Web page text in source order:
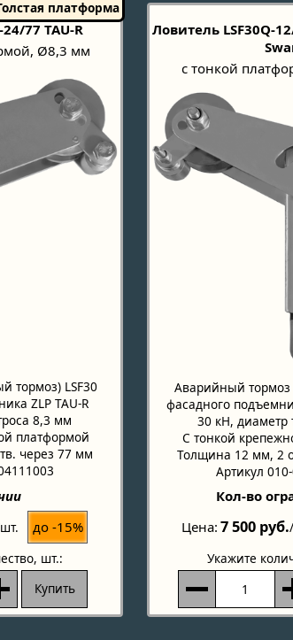
77 TAU-R
Ø8,3 мм
тормоз) LSF30
ZLP TAU-R
8,3 мм
платформой
через 77 мм
до -15%
, шт.:
Купить
Ловитель LSF30Q-
с тонкой
Аварийный тормоз
фасадного
30 кН, диаметр
С тонкой
Толщина 12 мм, 2
Артикул
Кол-во
Цена 7 500 руб.
Укажите